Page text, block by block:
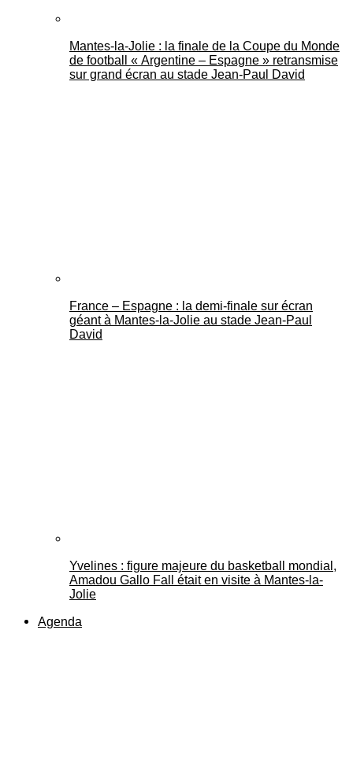
Mantes-la-Jolie : la finale de la Coupe du Monde
de football « Argentine – Espagne » retransmise
sur grand écran au stade Jean-Paul David
France – Espagne : la demi-finale sur écran
géant à Mantes-la-Jolie au stade Jean-Paul
David
Yvelines : figure majeure du basketball mondial,
Amadou Gallo Fall était en visite à Mantes-la-
Jolie
Agenda